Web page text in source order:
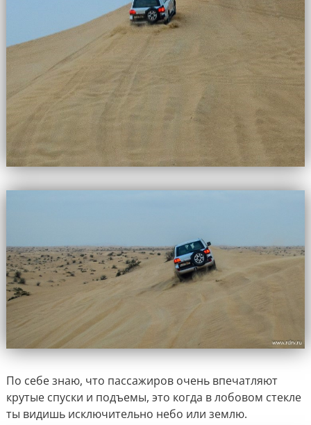
По себе знаю, что пассажиров очень впечатляют
крутые спуски и подъемы, это когда в лобовом стекле
ты видишь исключительно небо или землю.